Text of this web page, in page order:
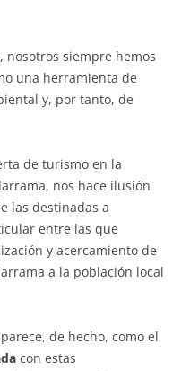
siempre hemos
una herramienta de
y, por tanto, de
de turismo en la
nos hace ilusión
las destinadas a
entre las que
y acercamiento de
a la población local
de hecho, como el
con estas